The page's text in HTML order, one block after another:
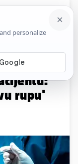
Komentari
u
rupu'